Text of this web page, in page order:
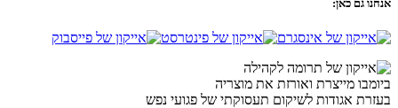
אנחנו גם כאן:
ביומבו מייצרת ואורזת את מוצריה
בעזרת אגודות לשיקום תעסוקתי של פגועי נפש